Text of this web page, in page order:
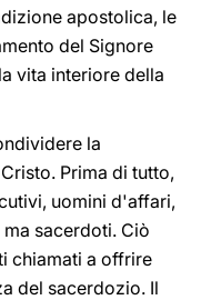
apostolica, le
del Signore
vita interiore della
la
Prima di tutto,
uomini d'affari,
sacerdoti. Ciò
chiamati a offrire
del sacerdozio. Il